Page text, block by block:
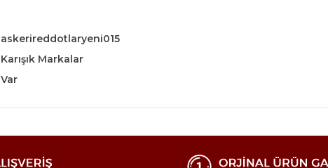
askerireddotlaryeni015
Karışık Markalar
Var